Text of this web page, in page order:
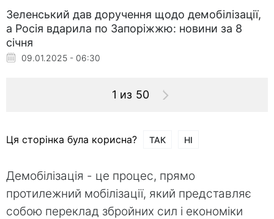
Зеленський дав доручення щодо демобілізації,
а Росія вдарила по Запоріжжю: новини за 8
січня
09.01.2025 - 06:30
1 из 50
Ця сторінка була корисна? ТАК НІ
Демобілізація - це процес, прямо
протилежний мобілізації, який представляє
собою переклад збройних сил і економіки